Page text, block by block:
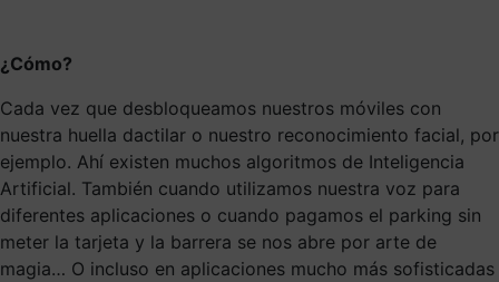
¿Cómo?
Cada vez que desbloqueamos nuestros móviles con
nuestra huella dactilar o nuestro reconocimiento facial, por
ejemplo. Ahí existen muchos algoritmos de Inteligencia
Artificial. También cuando utilizamos nuestra voz para
diferentes aplicaciones o cuando pagamos el parking sin
meter la tarjeta y la barrera se nos abre por arte de
magia… O incluso en aplicaciones mucho más sofisticadas